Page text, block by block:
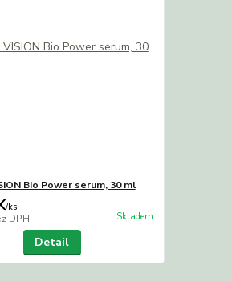
Bio Power serum, 30 ml
/ks
DPH Skladem
Detail